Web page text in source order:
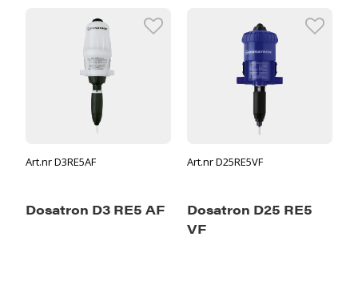
Art.nr D3RE5AF
Dosatron D3 RE5 AF
Art.nr D25RE5VF
Dosatron D25 RE5
VF